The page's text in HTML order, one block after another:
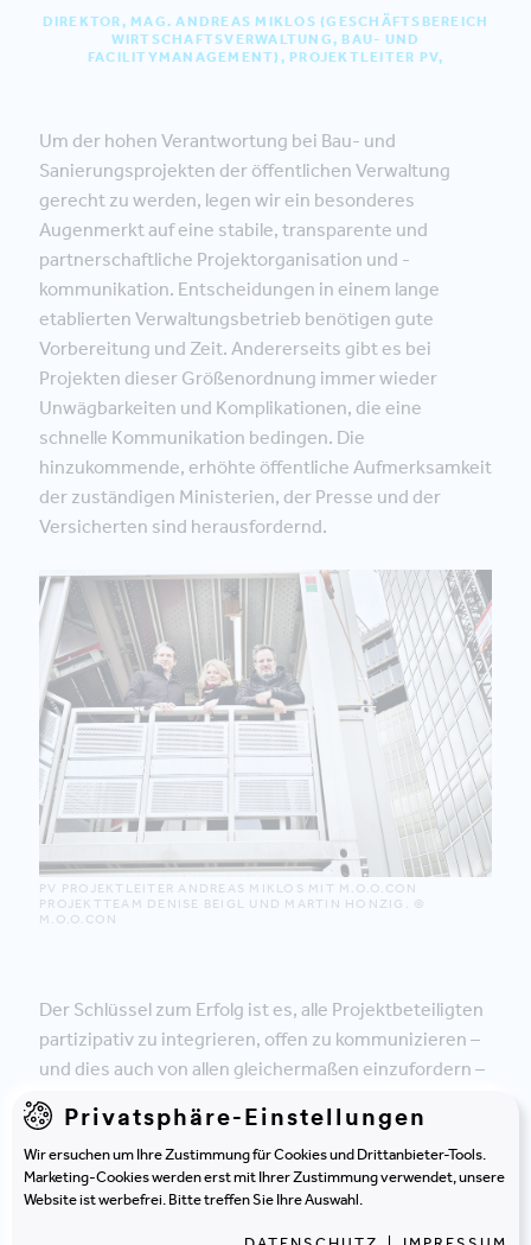
DIREKTOR, MAG. ANDREAS MIKLOS (GESCHÄFTSBEREICH
WIRTSCHAFTSVERWALTUNG, BAU- UND
FACILITYMANAGEMENT), PROJEKTLEITER PV,
Um der hohen Verantwortung bei Bau- und
Sanierungsprojekten der öffentlichen Verwaltung
gerecht zu werden, legen wir ein besonderes
Augenmerkt auf eine stabile, transparente und
partnerschaftliche Projektorganisation und -
kommunikation. Entscheidungen in einem lange
etablierten Verwaltungsbetrieb benötigen gute
Vorbereitung und Zeit. Andererseits gibt es bei
Projekten dieser Größenordnung immer wieder
Unwägbarkeiten und Komplikationen, die eine
schnelle Kommunikation bedingen. Die
hinzukommende, erhöhte öffentliche Aufmerksamkeit
der zuständigen Ministerien, der Presse und der
Versicherten sind herausfordernd.
PV PROJEKTLEITER ANDREAS MIKLOS MIT M.O.O.CON
PROJEKTTEAM DENISE BEIGL UND MARTIN HONZIG. ©
M.O.O.CON
Der Schlüssel zum Erfolg ist es, alle Projektbeteiligten
partizipativ zu integrieren, offen zu kommunizieren –
und dies auch von allen gleichermaßen einzufordern –
sowie ein wasserdichtes Projekt- und Qualitäts-
Controlling zu etablieren.
Privatsphäre-Einstellungen
Wir ersuchen um Ihre Zustimmung für Cookies und Drittanbieter-Tools.
Marketing-Cookies werden erst mit Ihrer Zustimmung verwendet, unsere
Website ist werbefrei. Bitte treffen Sie Ihre Auswahl.